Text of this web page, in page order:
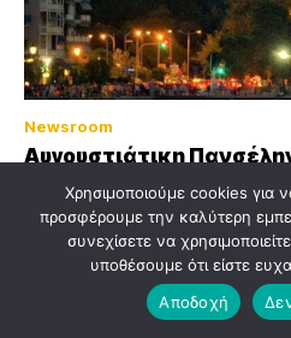
Newsroom
Αυγουστιάτικη
φεγγάρι
Χρησιμοποιούμε cookies για
προσφέρουμε την καλύτερη
συνεχίσετε να
υποθέσουμε ότι είστε
Αποδοχή